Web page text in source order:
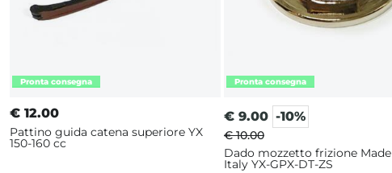
€ 12.00
Pattino guida catena superiore YX
150-160 cc
€ 9.00 -10%
€ 10.00
Dado mozzetto frizione Made
Italy YX-GPX-DT-ZS